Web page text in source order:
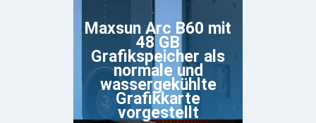
Maxsun Arc B60 mit
48 GB
Grafikspeicher als
normale und
wassergekühlte
Grafikkarte
vorgestellt